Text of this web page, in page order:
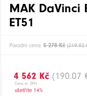
MAK DaVinci
ET51
Původní cena: 5 278 Kč (219.92
4 562 Kč (190.07
Cena vč. DPH
ušetříte 14%